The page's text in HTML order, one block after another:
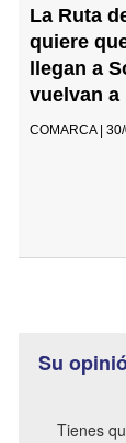
La Ruta
quiere
llegan a
vuelvan a
COMARCA |
Su
Tienes